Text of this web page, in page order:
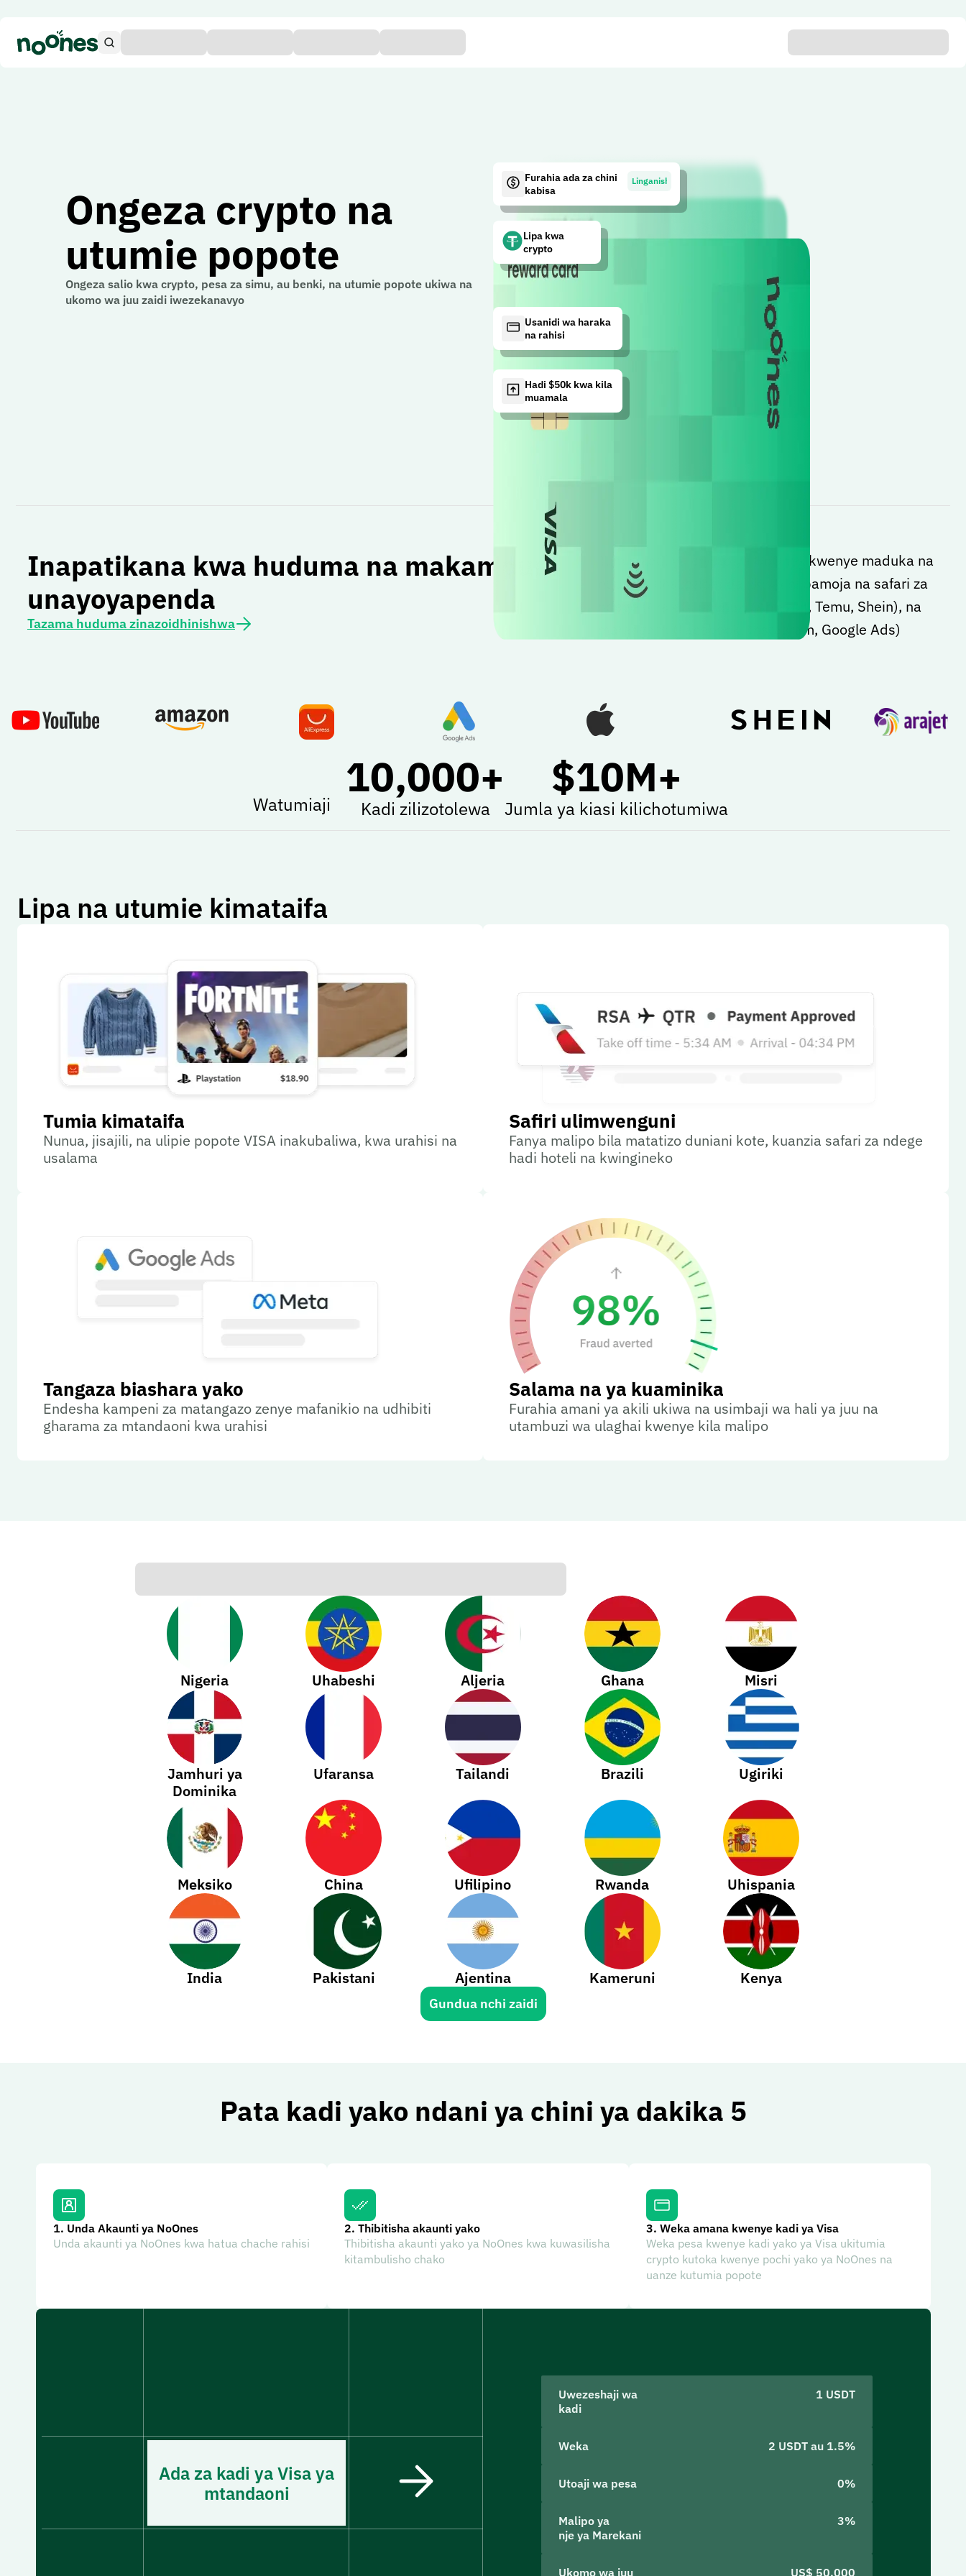
Ongeza crypto na
utumie popote
Ongeza salio kwa crypto, pesa za simu, au benki, na utumie popote ukiwa na
ukomo wa juu zaidi iwezekanavyo
Furahia ada za chini
kabisa
Linganisha
Lipa kwa
crypto
Hadi $50k kwa kila
muamala
Usanidi wa haraka
na rahisi
Inapatikana kwa huduma na makampuni
unayoyapenda
Tazama huduma zinazoidhinishwa
Tumia kadi ya crypto ya NoOnes kwenye maduka na
huduma unazozipenda, ikiwa ni pamoja na safari za
ndege (Arajet), ununuzi (Amazon, Temu, Shein), na
matangazo (Facebook, Instagram, Google Ads)
Watumiaji
10,000+
Kadi zilizotolewa
$10M+
Jumla ya kiasi kilichotumiwa
Lipa na utumie kimataifa
Tumia kimataifa
Nunua, jisajili, na ulipie popote VISA inakubaliwa, kwa urahisi na
usalama
Safiri ulimwenguni
Fanya malipo bila matatizo duniani kote, kuanzia safari za ndege
hadi hoteli na kwingineko
Tangaza biashara yako
Endesha kampeni za matangazo zenye mafanikio na udhibiti
gharama za mtandaoni kwa urahisi
Salama na ya kuaminika
Furahia amani ya akili ukiwa na usimbaji wa hali ya juu na
utambuzi wa ulaghai kwenye kila malipo
Nigeria Uhabeshi Aljeria Ghana Misri
Jamhuri ya
Dominika
Ufaransa Tailandi Brazili Ugiriki
Meksiko China Ufilipino Rwanda Uhispania
India Pakistani Ajentina Kameruni Kenya
Gundua nchi zaidi
Pata kadi yako ndani ya chini ya dakika 5
1. Unda Akaunti ya NoOnes
Unda akaunti ya NoOnes kwa hatua chache rahisi
2. Thibitisha akaunti yako
Thibitisha akaunti yako ya NoOnes kwa kuwasilisha
kitambulisho chako
3. Weka amana kwenye kadi ya Visa
Weka pesa kwenye kadi yako ya Visa ukitumia
crypto kutoka kwenye pochi yako ya NoOnes na
uanze kutumia popote
Ada za kadi ya Visa ya
mtandaoni
Uwezeshaji wa
kadi
1 USDT
Weka 2 USDT au 1.5%
Utoaji wa pesa 0%
Malipo ya
nje ya Marekani
3%
Ukomo wa juu US$ 50,000